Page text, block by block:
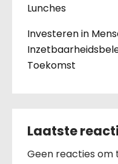
Lunches
Investeren in
Toekomst
Laatste
Geen reacties om